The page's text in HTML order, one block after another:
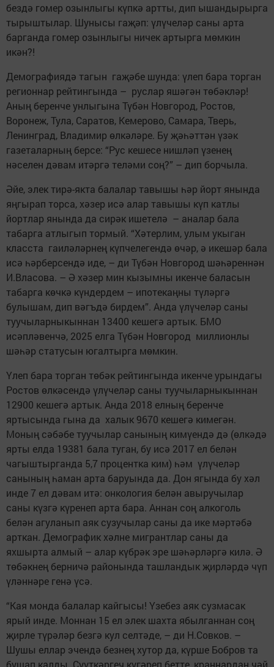
бездә гомер озынлыгы күпкә артты, дип ышандырырга
тырыштылар. Шунысы гаҗәп: үлүчеләр саны арта
барганда гомер озынлыгы ничек артырга мөмкин
икән?!
Демографиядә тагын гаҗәбе шунда: үлеп бара торган
регионнар рейтингында – руслар яшәгән төбәкләр!
Аның беренче унлыгына Түбән Новгород, Ростов,
Воронеж, Тула, Саратов, Кемерово, Самара, Тверь,
Ленинград, Владимир өлкәләре. Бу җәһәттән үзәк
газеталарның берсе: “Рус кешесе нишләп үзенең
нәселен дәвам итәргә теләми соң?” – дип борчыла.
Әйе, элек тирә-якта балалар тавышы һәр йорт янында
яңгырап торса, хәзер исә алар тавышы күп катлы
йортлар янында да сирәк ишетелә – аналар бала
табарга атлыгып тормый. “Хәтерлим, улым укыган
класста гаиләләрнең күпчелегендә өчәр, ә икешәр бала
исә һәрберсендә иде, – ди Түбән Новгород шәһәреннән
И.Власова. – Ә хәзер мин кызымны икенче баласын
табарга көчкә күндердем – ипотекаңны түләргә
булышам, дип вәгъдә бирдем”. Анда үлүчеләр саны
туучыларныкыннан 13400 кешегә артык. БМО
исәпләвенчә, 2025 елга Түбән Новгород миллионлы
шәһәр статусын югалтырга мөмкин.
Үлеп бара торган төбәк рейтингында икенче урындагы
Рос­тов өлкәсендә үлүчеләр саны туучыларныкыннан
12900 кешегә артык. Анда 2018 елның беренче
яртысында гына да халык 9670 кешегә кимегән.
Моның сәбәбе туучылар санының кимүендә дә (өлкәдә
ярты елда 19381 бала туган, бу исә 2017 ел белән
чагыштырганда 5,7 процентка ким) һәм үлүчеләр
санының һаман арта баруында да. Дон ягында бу хәл
инде 7 ел дәвам итә: онкология белән авыручылар
саны күзгә күренеп арта бара. Аннан соң алкоголь
белән агуланып аяк сузучылар саны да ике мәртәбә
арткан. Демографик хәлне мигрантлар саны да
яхшырта алмый – алар күбрәк эре шәһәрләргә килә. Ә
төбәкнең берничә районында ташландык җирләрдә чүп
үләннәре генә үсә.
“Кая монда балалар кайгысы! Үзебез аяк сузмасак
ярый инде. Моннан 15 ел элек шахта ябылганнан соң
җирле түрәләр безгә кул селтәде, – ди Н.Совков. –
Шушы еллар эчендә безнең хутор да, күрше Бобров та
бушап калды. Суүткәргеч күгәреп бетте, краннардан чәй